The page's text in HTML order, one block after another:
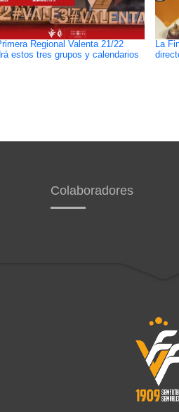
Regional Valenta 21/22
estos tres grupos y calendarios
La
Colaboradores